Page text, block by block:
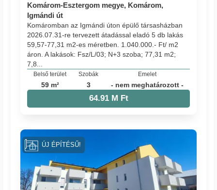
Komárom-Esztergom megye, Komárom,
Igmándi út
Komáromban az Igmándi úton épülő társasházban
2026.07.31-re tervezett átadással eladó 5 db lakás
59,57-77,31 m2-es méretben. 1.040.000.- Ft/ m2
áron. A lakások: Fsz/L/03; N+3 szoba; 77,31 m2;
7,8...
Belső terület
59 m²
Szobák
3
Emelet
- nem meghatározott -
64.91 M Ft
ÚJ ÉPÍTÉSŰ!